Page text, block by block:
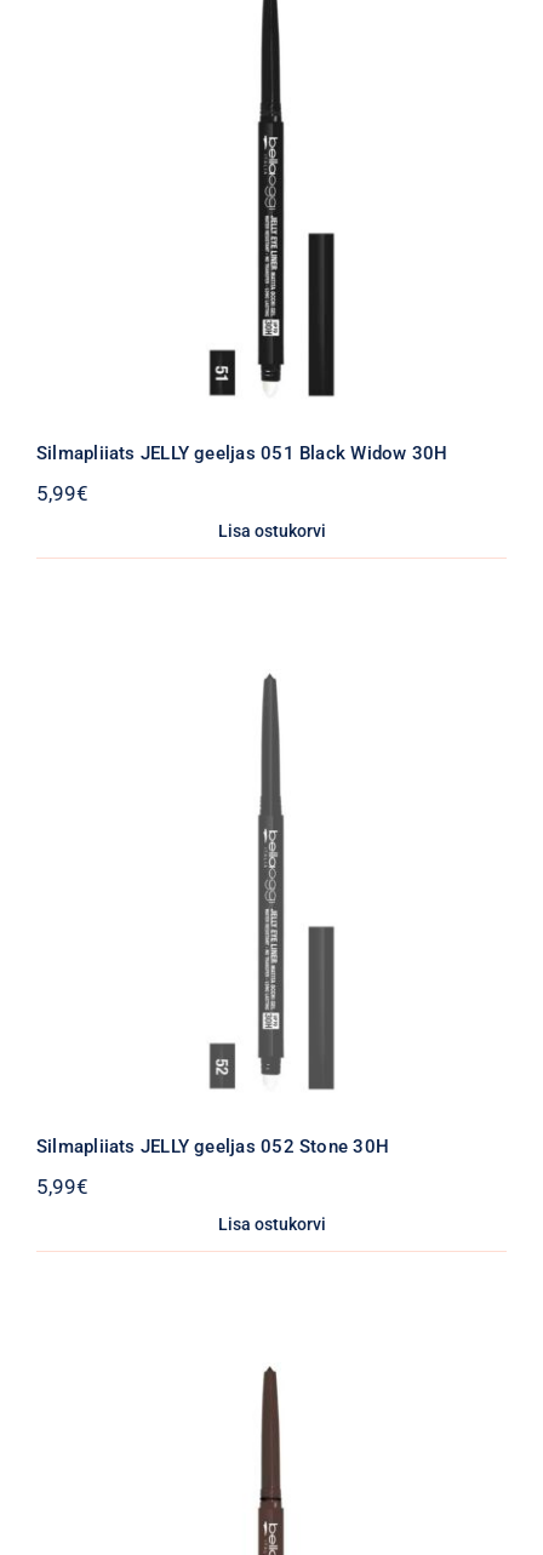
Silmapliiats JELLY geeljas 051 Black Widow 30H
5,99€
Lisa ostukorvi
Silmapliiats JELLY geeljas 052 Stone 30H
5,99€
Lisa ostukorvi